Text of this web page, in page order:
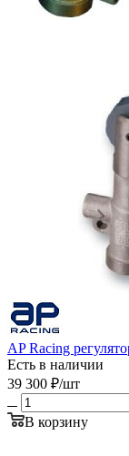
AP Racing
Есть в наличии
39 300 ₽/шт
В корзину